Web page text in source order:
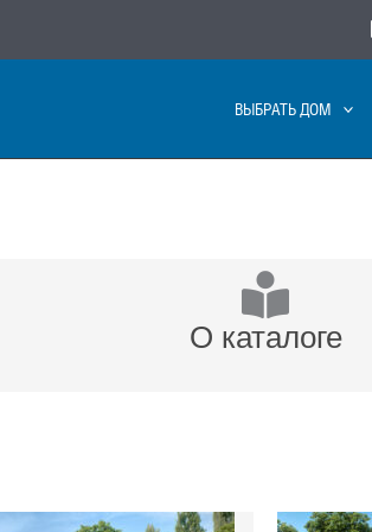
ВЫБРАТЬ ДОМ
О каталоге